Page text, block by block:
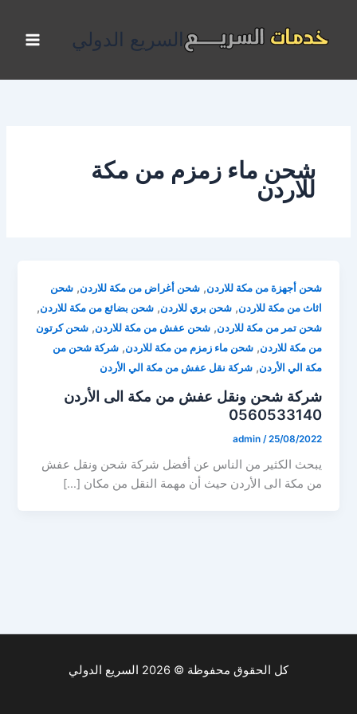
المحتوى
السريع الدولي
شحن ماء زمزم من مكة
للاردن
شحن أجهزة من مكة للاردن,شحن أغراض من مكة للاردن,شحن
اثاث من مكة للاردن,شحن بري للاردن,شحن بضائع من مكة للاردن,
شحن تمر من مكة للاردن,شحن عفش من مكة للاردن,شحن كرتون
من مكة للاردن,شحن ماء زمزم من مكة للاردن,شركة شحن من
مكة الي الأردن,شركة نقل عفش من مكة الي الأردن
شركة شحن ونقل عفش من مكة الى الأردن
0560533140
admin /25/08/2022
يبحث الكثير من الناس عن أفضل شركة شحن ونقل عفش
من مكة الى الأردن حيث أن مهمة النقل من مكان […]
كل الحقوق محفوظة © 2026 السريع الدولي